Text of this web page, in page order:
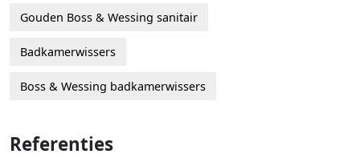
Gouden Boss & Wessing sanitair
Badkamerwissers
Boss & Wessing badkamerwissers
Referenties